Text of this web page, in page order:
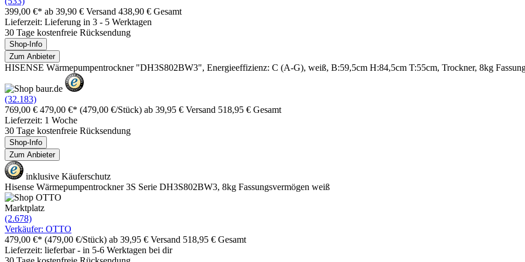
399,00 €* ab 39,90 € Versand 438,90 € Gesamt
Lieferzeit: Lieferung in 3 - 5 Werktagen
30 Tage kostenfreie Rücksendung
Shop-Info
Zum Anbieter
HISENSE Wärmepumpentrockner "DH3S802BW3", Energieeffizienz: C (A-G), weiß, B:59,5cm H:84,5cm T:55cm, Trockner, 8kg
(32.183)
769,00 € 479,00 €* (479,00 €/Stück) ab 39,95 € Versand 518,95 € Gesamt
Lieferzeit: 1 Woche
30 Tage kostenfreie Rücksendung
Shop-Info
Zum Anbieter
inklusive Käuferschutz
Hisense Wärmepumpentrockner 3S Serie DH3S802BW3, 8kg Fassungsvermögen weiß
Marktplatz
(2.678)
Verkäufer: OTTO
479,00 €* (479,00 €/Stück) ab 39,95 € Versand 518,95 € Gesamt
Lieferzeit: lieferbar - in 5-6 Werktagen bei dir